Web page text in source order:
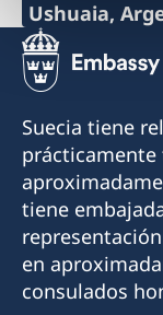
consular en el
Contacte a la
Teléfono:
+54 9 11
Dirección:
La Rioja 355
3360 Oberá,
Argentina
Ushuaia,
Teléfono:
+54 2901 423240
Celular:
+54 9 2901
Correo
Suecia tiene
prácticamente
tiene
en
consulados